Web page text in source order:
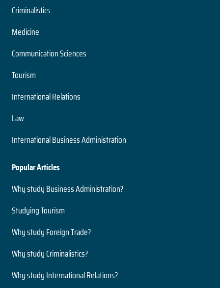
Criminalistics
Medicine
Communication Sciences
Tourism
International Relations
Law
International Business Administration
Popular Articles
Why study Business Administration?
Studying Tourism
Why study Foreign Trade?
Why study Criminalistics?
Why study International Relations?